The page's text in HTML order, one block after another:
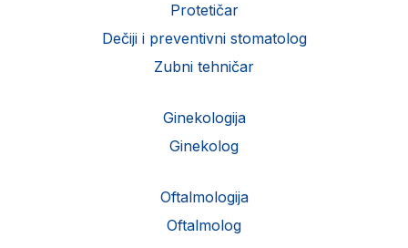
Protetičar
Dečiji i preventivni stomatolog
Zubni tehničar
Ginekologija
Ginekolog
Oftalmologija
Oftalmolog